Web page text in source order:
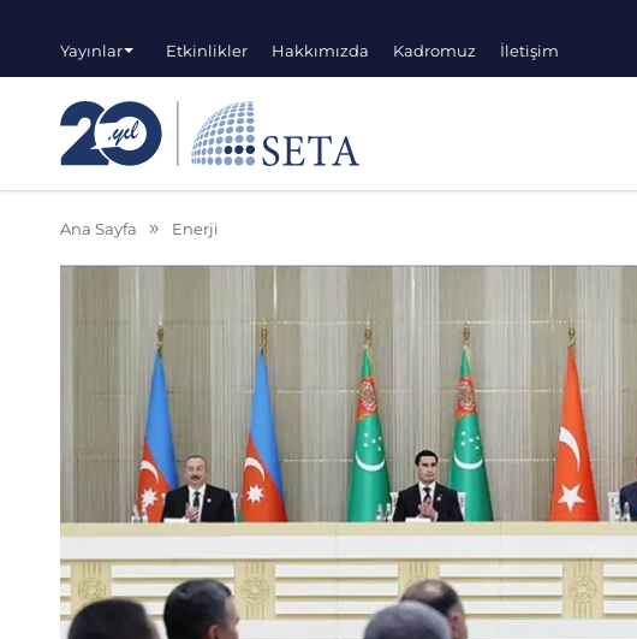
Yayınlar Etkinlikler Hakkımızda Kadromuz İletişim
Ana Sayfa Enerji